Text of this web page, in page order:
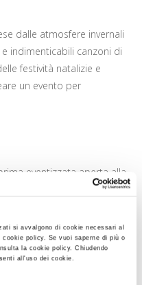
si avvalgono di cookie necessari al
policy. Se vuoi saperne di più o
la cookie policy. Chiudendo
all'uso dei cookie.
dalle atmosfere invernali
indimenticabili canzoni di
festività natalizie e
un evento per
eventizzata aperta alla
selezionato grazie
panchina della locandina,
dolciumi natalizi e
e alla fine del film in